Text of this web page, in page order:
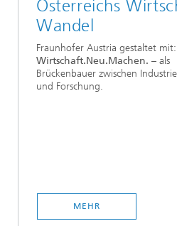
Österreichs
Wandel
Fraunhofer Austria gestaltet mit:
Wirtschaft.Neu.Machen. – als
Brückenbauer zwischen Industrie
und Forschung.
MEHR